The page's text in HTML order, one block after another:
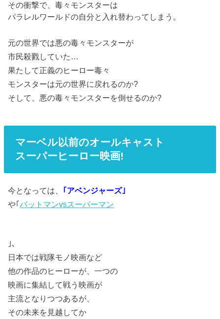
その衝撃で、毒々モンスターは
パラレルワールドの自分と入れ替わってしまう。
元の世界では悪の毒々モンスターが
市民殺戮していた…
果たして正義のヒーロー毒々
モンスターは元の世界に戻れるのか?
そして、悪の毒々モンスターを倒せるのか?
マーベル以前のオールキャスト
スーパーヒーロー映画!
今となっては、 ｢アベンジャーズ｣
や｢バットマンvsスーパーマン
｣、
日本では戦隊モノ映画など
他の作品のヒーローが、一つの
映画に集結して戦う映画が
主流となりつつあるが、
その未来を見越してか